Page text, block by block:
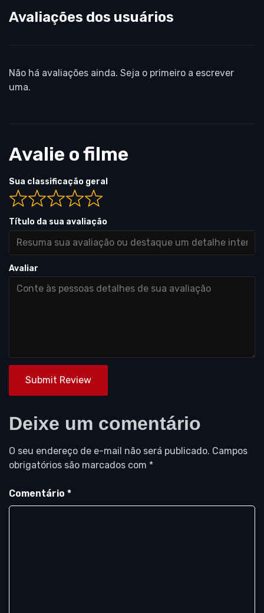
Avaliações dos usuários
Não há avaliações ainda. Seja o primeiro a escrever
uma.
Avalie o filme
Sua classificação geral
Título da sua avaliação
Avaliar
Submit Review
Deixe um comentário
O seu endereço de e-mail não será publicado. Campos
obrigatórios são marcados com *
Comentário *